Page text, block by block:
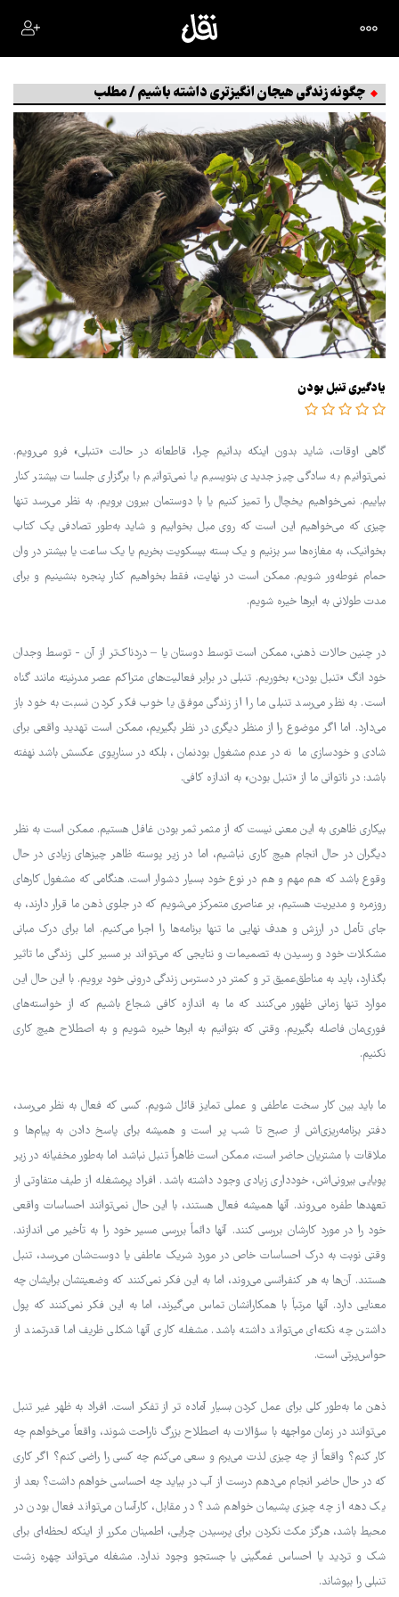
چگونه زندگی هیجان انگیزتری داشته باشیم / مطلب
یادگیری تنبل بودن
گاهی اوقات، شاید بدون اینکه بدانیم چرا، قاطعانه در حالت «تنبلی» فرو می‌رویم.
نمی‌توانیم به سادگی چیز جدیدی بنویسیم یا نمی‌توانیم با برگزاری جلسات بیشتر کنار
بیاییم. نمی‌خواهیم یخچال را تمیز کنیم یا با دوستمان بیرون برویم. به نظر می‌رسد تنها
چیزی که می‌خواهیم این است که روی مبل بخوابیم و شاید به‌طور تصادفی یک کتاب
بخوانیک، به مغازه‌ها سر بزنیم و یک بسته بیسکویت بخریم یا یک ساعت یا بیشتر در وان
حمام غوطه‌ور شویم. ممکن است در نهایت، فقط بخواهیم کنار پنجره بنشینیم و برای
مدت طولانی به ابرها خیره شویم.
در چنین حالات ذهنی، ممکن است توسط دوستان یا – دردناک‌تر از آن - توسط وجدان
خود انگ «تنبل بودن» بخوریم. تنبلی در برابر فعالیت‌های متراکم عصر مدرنیته مانند گناه
است. به نظر می‌رسد تنبلی ما را از زندگی موفق یا خوب فکر کردن نسبت به خود باز
می‌دارد. اما اگر موضوع را از منظر دیگری در نظر بگیریم، ممکن است تهدید واقعی برای
شادی و خودسازی ما نه در عدم مشغول بودنمان ، بلکه در سناریوی عکسش باشد نهفته
باشد: در ناتوانی ما از «تنبل بودن» به اندازه کافی.
بیکاری ظاهری به این معنی نیست که از مثمر ثمر بودن غافل هستیم. ممکن است به نظر
دیگران در حال انجام هیچ کاری نباشیم، اما در زیر پوسته ظاهر چیزهای زیادی در حال
وقوع باشد که هم مهم و هم در نوع خود بسیار دشوار است. هنگامی که مشغول کارهای
روزمره و مدیریت هستیم، بر عناصری متمرکز می‌شویم که در جلوی ذهن ما قرار دارند، به
جای تأمل در ارزش و هدف نهایی ما تنها برنامه‌ها را اجرا می‌کنیم. اما برای درک مبانی
مشکلات خود و رسیدن به تصمیمات و نتایجی که می‌تواند بر مسیر کلی زندگی ما تاثیر
بگذارد، باید به مناطق‌عمیق تر و کمتر در دسترس زندگی درونی خود برویم. با این حال این
موارد تنها زمانی ظهور می‌کنند که ما به اندازه کافی شجاع باشیم که از خواسته‌های
فوری‌مان فاصله بگیریم. وقتی که بتوانیم به ابرها خیره شویم و به اصطلاح هیچ کاری
نکنیم.
ما باید بین کار سخت عاطفی و عملی تمایز قائل شویم. کسی که فعال به نظر می‌رسد،
دفتر برنامه‌ریزی‌اش از صبح تا شب پر است و همیشه برای پاسخ دادن به پیام‌ها و
ملاقات با مشتریان حاضر است، ممکن است ظاهراً تنبل نباشد اما به‌طور مخفیانه در زیر
پویایی بیرونی‌اش، خودداری زیادی وجود داشته باشد. افراد پرمشغله از طیف متفاوتی از
تعهدها طفره می‌روند. آنها همیشه فعال هستند، با این حال نمی‌توانند احساسات واقعی
خود را در مورد کارشان بررسی کنند. آنها دائماً بررسی مسیر خود را به تأخیر می اندازند.
وقتی نوبت به درک احساسات خاص در مورد شریک عاطفی یا دوست‌شان می‌رسد، تنبل
هستند. آن‌ها به هر کنفرانسی می‌روند، اما به این فکر نمی‌کنند که وضعیتشان برایشان چه
معنایی دارد. آنها مرتباً با همکارانشان تماس می‌گیرند، اما به این فکر نمی‌کنند که پول
داشتن چه نکته‌ای می‌تواند داشته باشد. مشغله کاری آنها شکلی ظریف اما قدرتمند از
حواس‌پرتی است.
ذهن ما به‌طور کلی برای عمل کردن بسیار آماده تر از تفکر است. افراد به ظهر غیر تنبل
می‌توانند در زمان مواجهه با سؤالات به اصطلاح بزرگ ناراحت شوند، واقعاً می‌خواهم چه
کار کنم؟ واقعاً از چه چیزی لذت می‌برم و سعی می‌کنم چه کسی را راضی کنم؟ اگر کاری
که در حال حاضر انجام می‌دهم درست از آب در بیاید چه احساسی خواهم داشت؟ بعد از
یک دهه از چه چیزی پشیمان خواهم شد؟ در مقابل، کارآسان می‌تواند فعال بودن در
محیط باشد، هرگز مکث نکردن برای پرسیدن چرایی، اطمینان مکرر از اینکه لحظه‌ای برای
شک و تردید یا احساس غمگینی یا جستجو وجود ندارد. مشغله می‌تواند چهره زشت
تنبلی را بپوشاند.